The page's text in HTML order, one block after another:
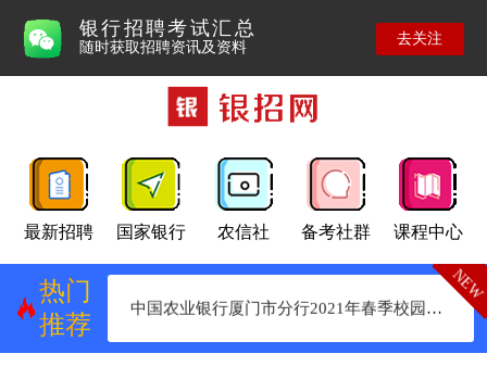
银行招聘考试汇总
随时获取招聘资讯及资料
去关注
最新招聘 国家银行 农信社 备考社群 课程中心
NEW
热门
推荐
“梦想靠岸”招商银行南宁分行2021春季校园招聘
中国农业银行深圳市分行2021年春季校园招聘
中国农业银行厦门市分行2021年春季校园招聘